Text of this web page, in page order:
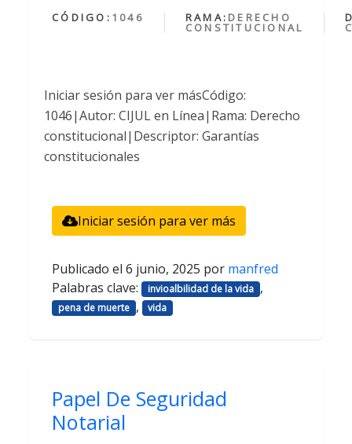
CÓDIGO: 1046 RAMA: DERECHO
CONSTITUCIONAL
Iniciar sesión para ver másCódigo:
1046|Autor: CIJUL en Línea|Rama: Derecho
constitucional|Descriptor: Garantías
constitucionales
Iniciar sesión para ver más
Publicado el 6 junio, 2025 por manfred
Palabras clave:
invioalbilidad de la vida ,
pena de muerte , vida
Papel De Seguridad
Notarial